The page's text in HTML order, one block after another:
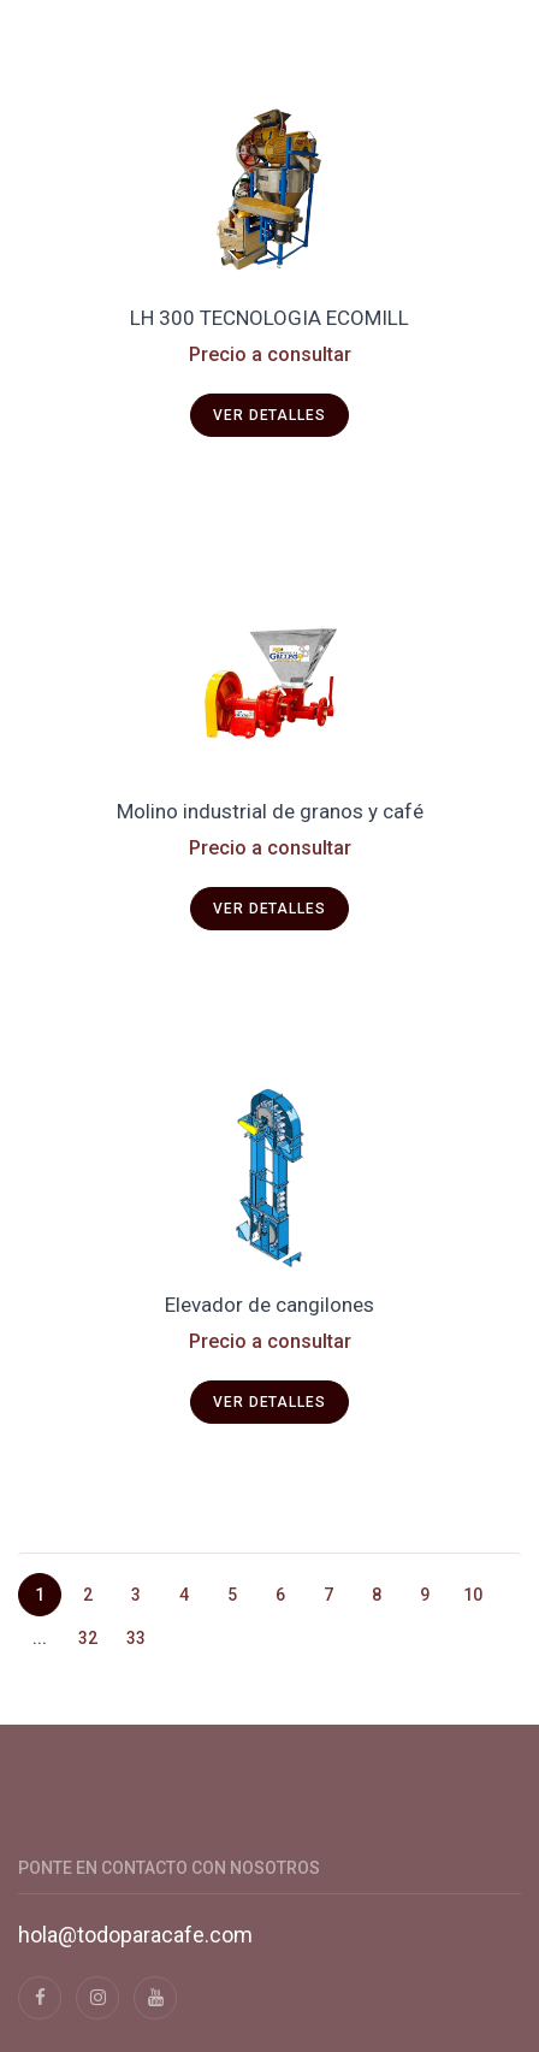
LH 300 TECNOLOGIA ECOMILL
Precio a consultar
VER DETALLES
Molino industrial de granos y café
Precio a consultar
VER DETALLES
Elevador de cangilones
Precio a consultar
VER DETALLES
1 2 3 4 5 6 7 8 9 10
... 32 33
PONTE EN CONTACTO CON NOSOTROS
hola@todoparacafe.com